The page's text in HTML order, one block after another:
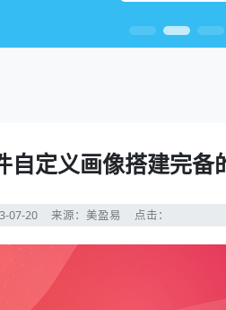
定义画像搭建完备
07-20来源：美盈易 点击：